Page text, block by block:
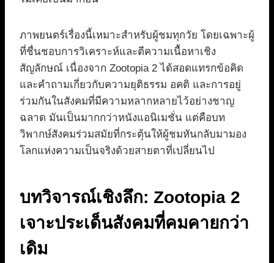
ภาพยนตร์เรื่องนี้เหมาะสำหรับผู้ชมทุกวัย โดยเฉพาะผู้
ที่ชื่นชอบการวิเคราะห์และตีความเนื้อหาเชิง
สัญลักษณ์ เนื่องจาก Zootopia 2 ได้สอดแทรกข้อคิด
และคำถามเกี่ยวกับความยุติธรรม อคติ และการอยู่
ร่วมกันในสังคมที่มีความหลากหลายไว้อย่างชาญ
ฉลาด มันเป็นมากกว่าหนังแอนิเมชั่น แต่คือบท
วิพากษ์สังคมร่วมสมัยที่กระตุ้นให้ผู้ชมหันกลับมามอง
โลกแห่งความเป็นจริงด้วยสายตาที่เปลี่ยนไป
บทวิจารณ์เชิงลึก: Zootopia 2
เจาะประเด็นสังคมที่คมคายกว่า
เดิม